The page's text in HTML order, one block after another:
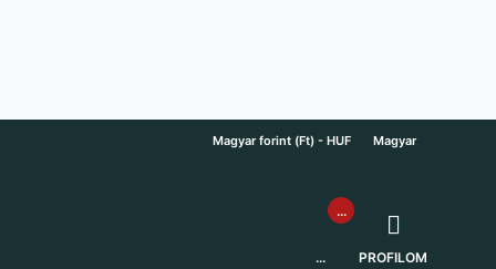
Magyar forint (Ft) - HUF Magyar
...
... PROFILOM